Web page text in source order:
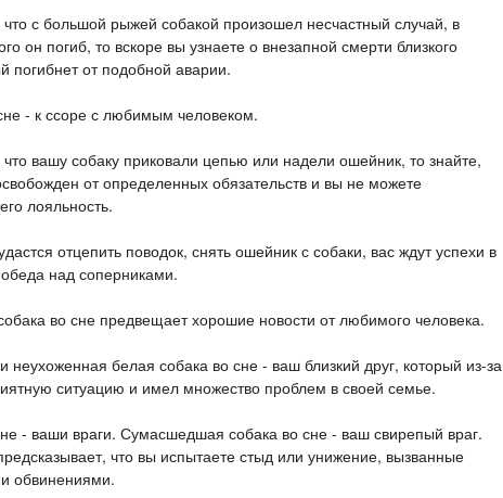
с большой рыжей собакой произошел несчастный случай, в
он погиб, то вскоре вы узнаете о внезапной смерти близкого
погибнет от подобной аварии.
- к ссоре с любимым человеком.
вашу собаку приковали цепью или надели ошейник, то знайте,
от определенных обязательств и вы не можете
лояльность.
отцепить поводок, снять ошейник с собаки, вас ждут успехи в
над соперниками.
во сне предвещает хорошие новости от любимого человека.
неухоженная белая собака во сне - ваш близкий друг, который из-за
ситуацию и имел множество проблем в своей семье.
- ваши враги. Сумасшедшая собака во сне - ваш свирепый враг.
что вы испытаете стыд или унижение, вызванные
обвинениями.